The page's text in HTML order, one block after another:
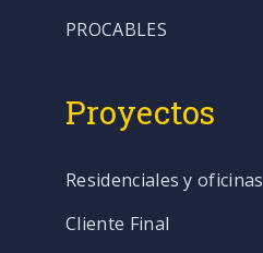
PROCABLES
Proyectos
Residenciales y oficinas
Cliente Final